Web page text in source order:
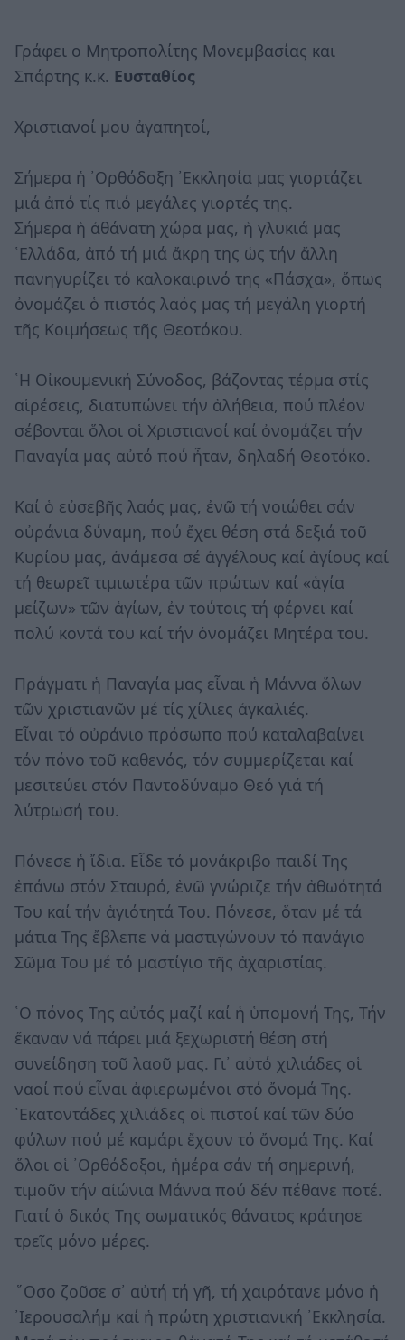
Γράφει ο Μητροπολίτης Μονεμβασίας και
Σπάρτης κ.κ. Ευσταθίος
Χριστιανοί μου ἀγαπητοί,
Σήμερα ἡ ᾿Ορθόδοξη ᾿Εκκλησία μας γιορτάζει
μιά ἀπό τίς πιό μεγάλες γιορτές της.
Σήμερα ἡ ἀθάνατη χώρα μας, ἡ γλυκιά μας
῾Ελλάδα, ἀπό τή μιά ἄκρη της ὡς τήν ἄλλη
πανηγυρίζει τό καλοκαιρινό της «Πάσχα», ὅπως
ὀνομάζει ὁ πιστός λαός μας τή μεγάλη γιορτή
τῆς Κοιμήσεως τῆς Θεοτόκου.
῾Η Οἰκουμενική Σύνοδος, βάζοντας τέρμα στίς
αἱρέσεις, διατυπώνει τήν ἀλήθεια, πού πλέον
σέβονται ὅλοι οἱ Χριστιανοί καί ὀνομάζει τήν
Παναγία μας αὐτό πού ἦταν, δηλαδή Θεοτόκο.
Καί ὁ εὐσεβῆς λαός μας, ἐνῶ τή νοιώθει σάν
οὐράνια δύναμη, πού ἔχει θέση στά δεξιά τοῦ
Κυρίου μας, ἀνάμεσα σέ ἀγγέλους καί ἁγίους καί
τή θεωρεῖ τιμιωτέρα τῶν πρώτων καί «ἁγία
μείζων» τῶν ἁγίων, ἐν τούτοις τή φέρνει καί
πολύ κοντά του καί τήν ὀνομάζει Μητέρα του.
Πράγματι ἡ Παναγία μας εἶναι ἡ Μάννα ὅλων
τῶν χριστιανῶν μέ τίς χίλιες ἀγκαλιές.
Εἶναι τό οὐράνιο πρόσωπο πού καταλαβαίνει
τόν πόνο τοῦ καθενός, τόν συμμερίζεται καί
μεσιτεύει στόν Παντοδύναμο Θεό γιά τή
λύτρωσή του.
Πόνεσε ἡ ἴδια. Εἶδε τό μονάκριβο παιδί Της
ἐπάνω στόν Σταυρό, ἐνῶ γνώριζε τήν ἀθωότητά
Του καί τήν ἁγιότητά Του. Πόνεσε, ὅταν μέ τά
μάτια Της ἔβλεπε νά μαστιγώνουν τό πανάγιο
Σῶμα Του μέ τό μαστίγιο τῆς ἀχαριστίας.
῾Ο πόνος Της αὐτός μαζί καί ἡ ὑπομονή Της, Τήν
ἔκαναν νά πάρει μιά ξεχωριστή θέση στή
συνείδηση τοῦ λαοῦ μας. Γι᾿ αὐτό χιλιάδες οἱ
ναοί πού εἶναι ἀφιερωμένοι στό ὄνομά Της.
῾Εκατοντάδες χιλιάδες οἱ πιστοί καί τῶν δύο
φύλων πού μέ καμάρι ἔχουν τό ὄνομά Της. Καί
ὅλοι οἱ ᾿Ορθόδοξοι, ἡμέρα σάν τή σημερινή,
τιμοῦν τήν αἰώνια Μάννα πού δέν πέθανε ποτέ.
Γιατί ὁ δικός Της σωματικός θάνατος κράτησε
τρεῖς μόνο μέρες.
῞Οσο ζοῦσε σ᾿ αὐτή τή γῆ, τή χαιρότανε μόνο ἡ
᾿Ιερουσαλήμ καί ἡ πρώτη χριστιανική ᾿Εκκλησία.